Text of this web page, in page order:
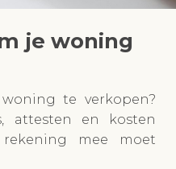
je woning
te verkopen?
attesten en kosten
mee moet